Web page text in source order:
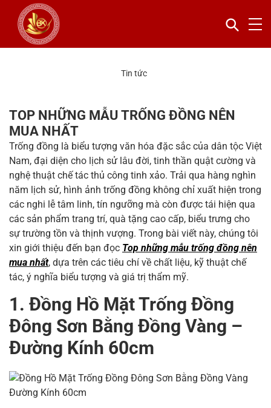
Tin tức
TOP NHỮNG MẪU TRỐNG ĐỒNG NÊN
MUA NHẤT
Trống đồng là biểu tượng văn hóa đặc sắc của dân tộc Việt
Nam, đại diện cho lịch sử lâu đời, tinh thần quật cường và
nghệ thuật chế tác thủ công tinh xảo. Trải qua hàng nghìn
năm lịch sử, hình ảnh trống đồng không chỉ xuất hiện trong
các nghi lễ tâm linh, tín ngưỡng mà còn được tái hiện qua
các sản phẩm trang trí, quà tặng cao cấp, biểu trưng cho
sự trường tồn và thịnh vượng. Trong bài viết này, chúng tôi
xin giới thiệu đến bạn đọc Top những mẫu trống đồng nên
mua nhất, dựa trên các tiêu chí về chất liệu, kỹ thuật chế
tác, ý nghĩa biểu tượng và giá trị thẩm mỹ.
1. Đồng Hồ Mặt Trống Đồng
Đông Sơn Bằng Đồng Vàng –
Đường Kính 60cm